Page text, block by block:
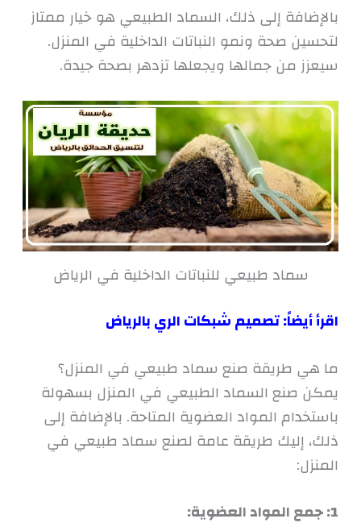
بالإضافة إلى ذلك، السماد الطبيعي هو خيار ممتاز
لتحسين صحة ونمو النباتات الداخلية في المنزل.
سيعزز من جمالها ويجعلها تزدهر بصحة جيدة.
سماد طبيعي للنباتات الداخلية في الرياض
اقرأ أيضاً:تصميم شبكات الري بالرياض
ما هي طريقة صنع سماد طبيعي في المنزل؟
يمكن صنع السماد الطبيعي في المنزل بسهولة
باستخدام المواد العضوية المتاحة. بالإضافة إلى
ذلك، إليك طريقة عامة لصنع سماد طبيعي في
المنزل:
1: جمع المواد العضوية: